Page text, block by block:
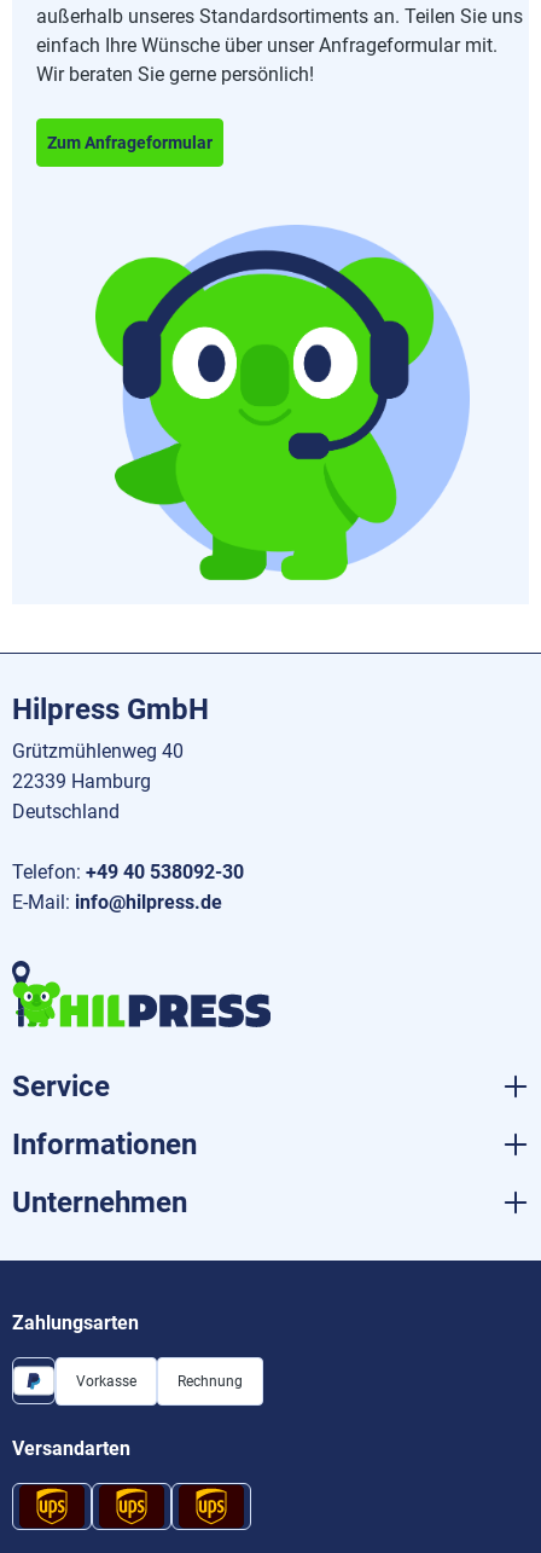
außerhalb unseres Standardsortiments an. Teilen Sie uns
einfach Ihre Wünsche über unser Anfrageformular mit.
Wir beraten Sie gerne persönlich!
Zum Anfrageformular
Hilpress GmbH
Grützmühlenweg 40
22339 Hamburg
Deutschland
Telefon: +49 40 538092-30
E-Mail: info@hilpress.de
Service
Informationen
Unternehmen
Zahlungsarten
Vorkasse Rechnung
Versandarten